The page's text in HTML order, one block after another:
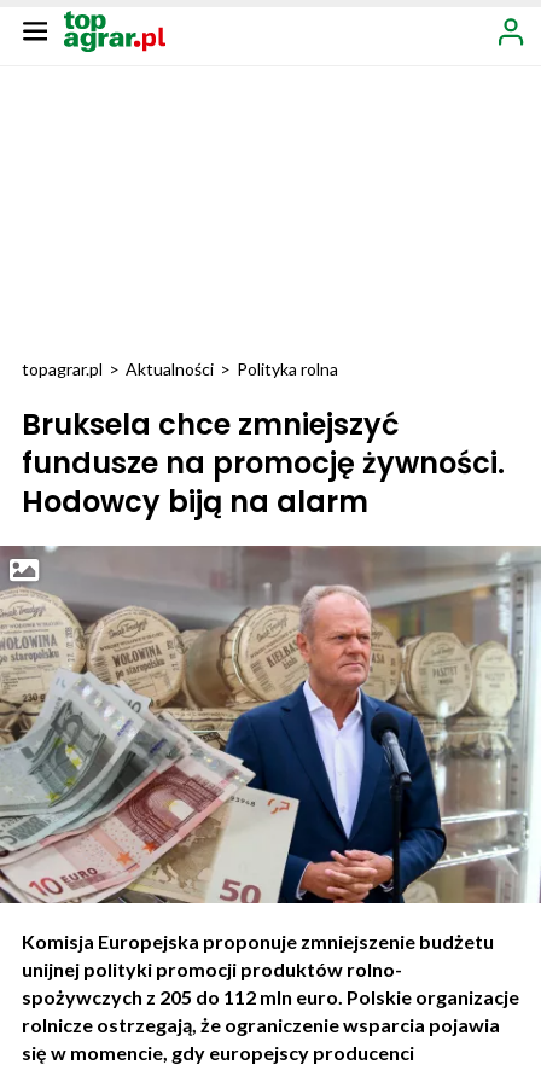
topagrar.pl > Aktualności > Polityka rolna
Bruksela chce zmniejszyć
fundusze na promocję żywności.
Hodowcy biją na alarm
Komisja Europejska proponuje zmniejszenie budżetu
unijnej polityki promocji produktów rolno-
spożywczych z 205 do 112 mln euro. Polskie organizacje
rolnicze ostrzegają, że ograniczenie wsparcia pojawia
się w momencie, gdy europejscy producenci